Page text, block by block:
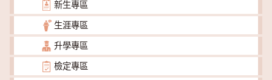
新生專區
生涯專區
升學專區
檢定專區